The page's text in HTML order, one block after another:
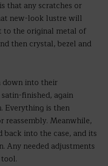
that any scratches or
new-look lustre will
to the original metal of
then crystal, bezel and
down into their
finished, again
Everything is then
reassembly. Meanwhile,
into the case, and its
Any needed adjustments